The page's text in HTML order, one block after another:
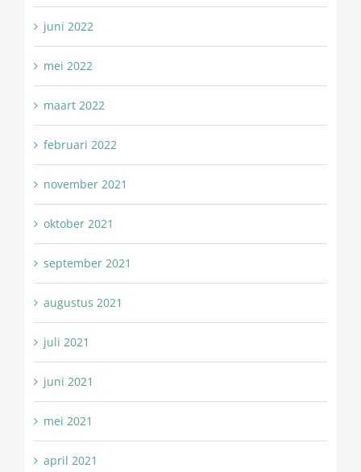
juni 2022
mei 2022
maart 2022
februari 2022
november 2021
oktober 2021
september 2021
augustus 2021
juli 2021
juni 2021
mei 2021
april 2021